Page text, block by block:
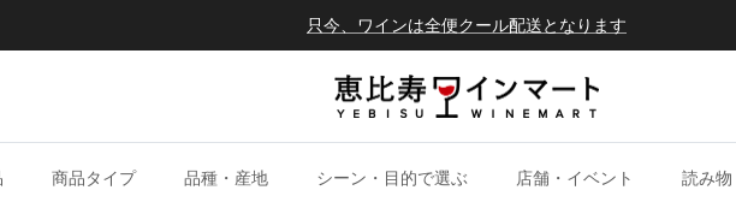
只今、ワインは全便クール配送となります
商品タイプ 品種・産地 シーン・目的で選ぶ 店舗・イベント 読み物